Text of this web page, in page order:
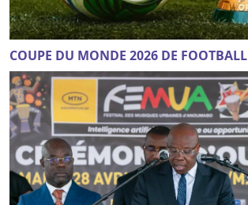
COUPE DU MONDE 2026 DE FOOTBALL